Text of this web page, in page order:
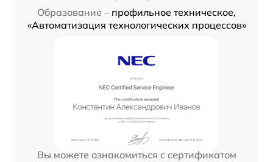
Образование – профильное техническое,
«Автоматизация технологических процессов»
Вы можете ознакомиться с сертификатом